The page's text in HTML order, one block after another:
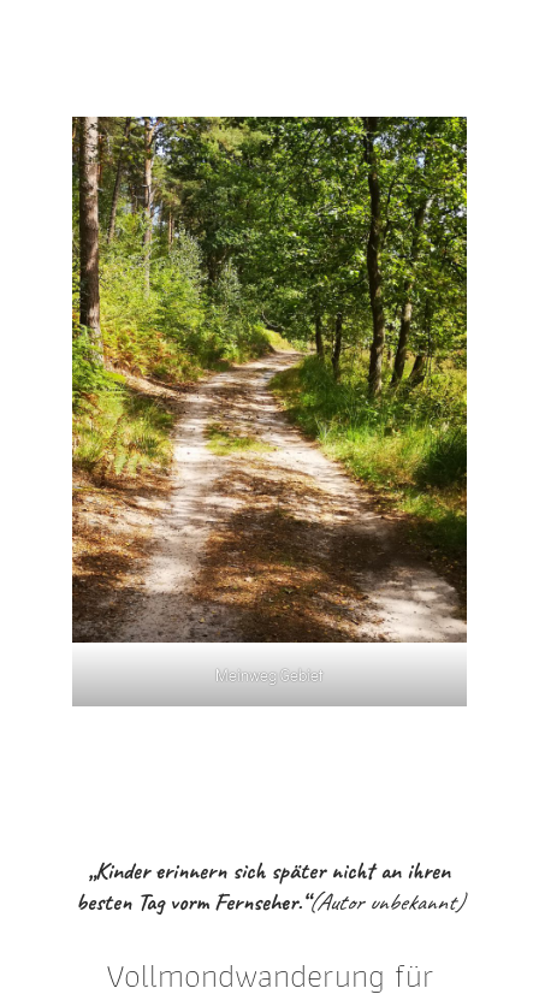
Meinweg Gebiet
„Kinder erinnern sich später nicht an ihren
besten Tag vorm Fernseher.“(Autor unbekannt)
Vollmondwanderung für